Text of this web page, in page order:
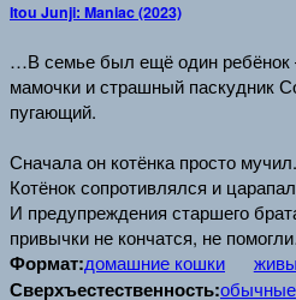
Itou Junji: Maniac (2023)
…В семье был ещё один
мамочки и страшный паскудник
пугающий.
Сначала он котёнка просто мучил.
Котёнок сопротивлялся и
И предупреждения старшего
привычки не кончатся, не
Формат:домашние кошки
Сверхъестественность:обычные